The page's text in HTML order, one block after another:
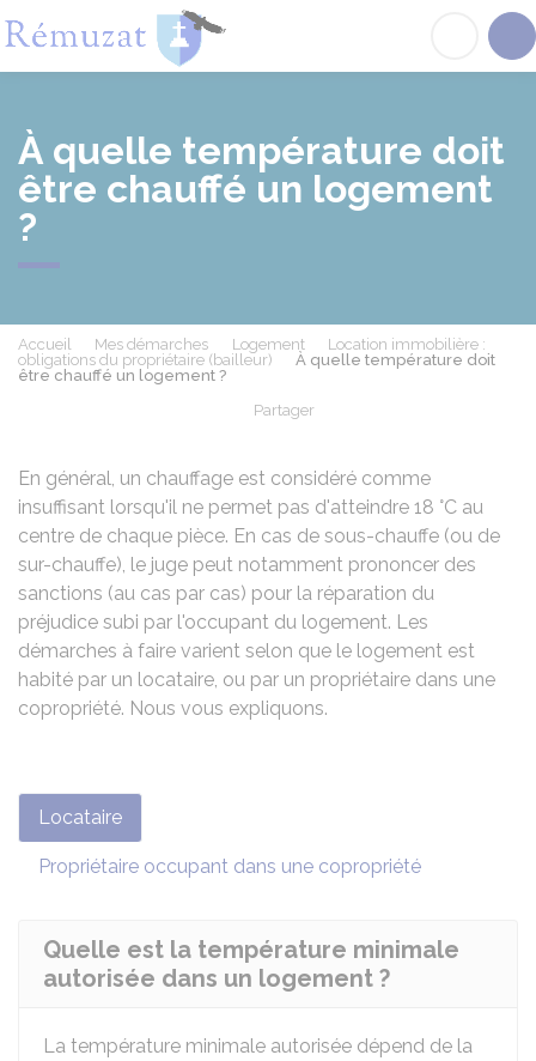
À quelle température doit
être chauffé un logement
?
Accueil Mes démarches Logement
Location immobilière :
obligations du propriétaire (bailleur)
À quelle température doit
être chauffé un logement ?
Partager
En général, un chauffage est considéré comme
insuffisant lorsqu'il ne permet pas d'atteindre 18 °C au
centre de chaque pièce. En cas de sous-chauffe (ou de
sur-chauffe), le juge peut notamment prononcer des
sanctions (au cas par cas) pour la réparation du
préjudice subi par l'occupant du logement. Les
démarches à faire varient selon que le logement est
habité par un locataire, ou par un propriétaire dans une
copropriété. Nous vous expliquons.
Locataire
Propriétaire occupant dans une copropriété
Quelle est la température minimale
autorisée dans un logement ?
La température minimale autorisée dépend de la